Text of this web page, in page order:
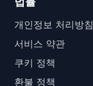
개인정보 처리방침
서비스 약관
쿠키 정책
환불 정책